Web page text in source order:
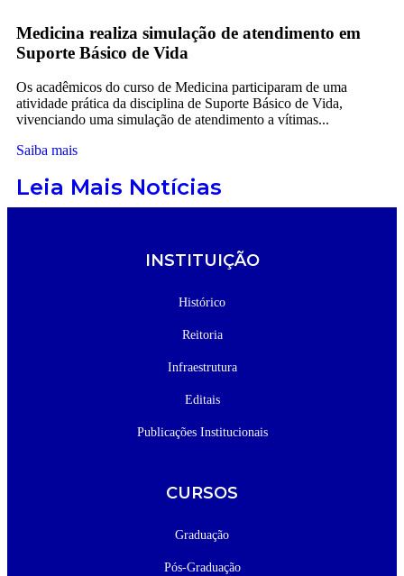
Medicina realiza simulação de atendimento em
Suporte Básico de Vida
Os acadêmicos do curso de Medicina participaram de uma
atividade prática da disciplina de Suporte Básico de Vida,
vivenciando uma simulação de atendimento a vítimas...
Saiba mais
Leia Mais Notícias
INSTITUIÇÃO
Histórico
Reitoria
Infraestrutura
Editais
Publicações Institucionais
CURSOS
Graduação
Pós-Graduação